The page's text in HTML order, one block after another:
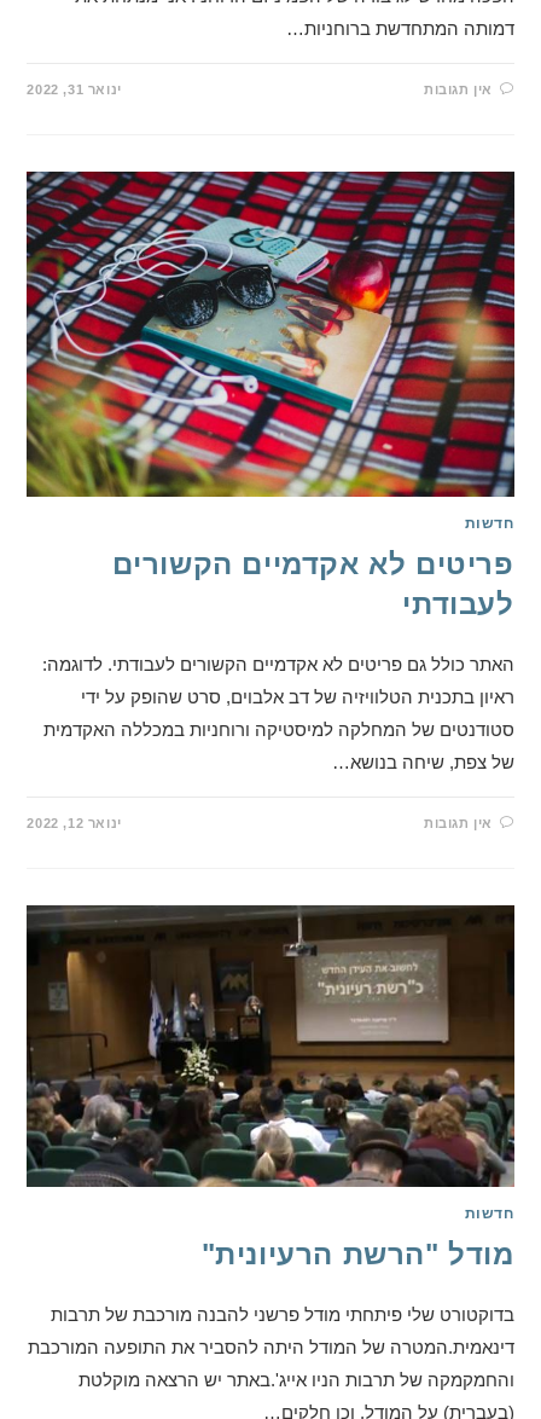
דמותה המתחדשת ברוחניות…
אין תגובות ינואר 31, 2022
חדשות
פריטים לא אקדמיים הקשורים
לעבודתי
האתר כולל גם פריטים לא אקדמיים הקשורים לעבודתי. לדוגמה:
ראיון בתכנית הטלוויזיה של דב אלבוים, סרט שהופק על ידי
סטודנטים של המחלקה למיסטיקה ורוחניות במכללה האקדמית
של צפת, שיחה בנושא…
אין תגובות ינואר 12, 2022
חדשות
מודל "הרשת הרעיונית"
בדוקטורט שלי פיתחתי מודל פרשני להבנה מורכבת של תרבות
דינאמית.המטרה של המודל היתה להסביר את התופעה המורכבת
והחמקמקה של תרבות הניו אייג'.באתר יש הרצאה מוקלטת
(בעברית) על המודל, וכן חלקים…